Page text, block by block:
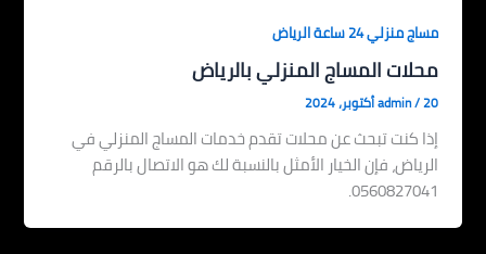
مساج منزلي 24 ساعة الرياض
محلات المساج المنزلي بالرياض
admin/20 أكتوبر، 2024
إذا كنت تبحث عن محلات تقدم خدمات المساج المنزلي في
الرياض، فإن الخيار الأمثل بالنسبة لك هو الاتصال بالرقم
0560827041.